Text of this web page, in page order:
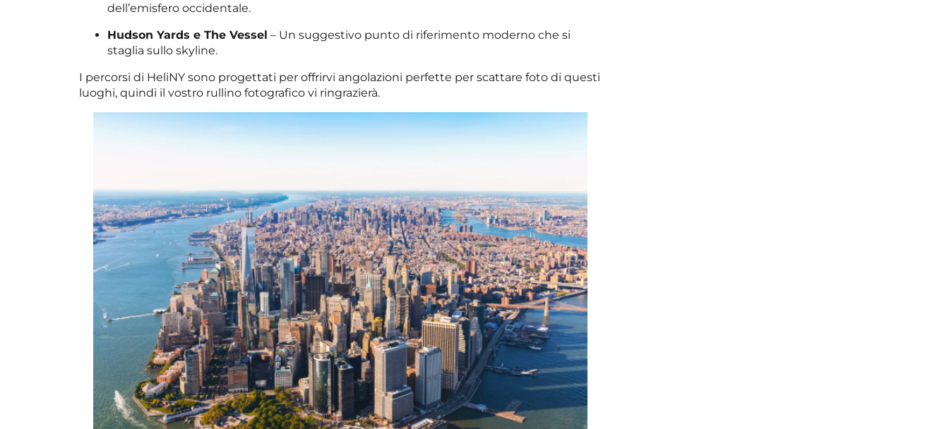
dell’emisfero occidentale.
Hudson Yards e The Vessel – Un suggestivo punto di riferimento moderno che si
staglia sullo skyline.
I percorsi di HeliNY sono progettati per offrirvi angolazioni perfette per scattare foto di questi
luoghi, quindi il vostro rullino fotografico vi ringrazierà.